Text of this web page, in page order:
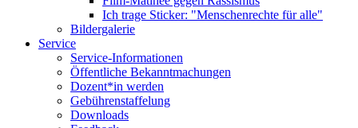
Ich trage Sticker: "Menschenrechte für alle"
Bildergalerie
Service
Service-Informationen
Öffentliche Bekanntmachungen
Dozent*in werden
Gebührenstaffelung
Downloads